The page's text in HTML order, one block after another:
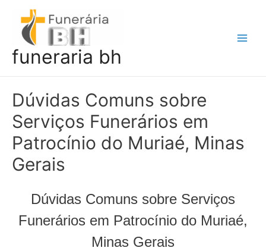
conteúdo
funeraria bh
Dúvidas Comuns sobre
Serviços Funerários em
Patrocínio do Muriaé, Minas
Gerais
Dúvidas Comuns sobre Serviços
Funerários em Patrocínio do Muriaé,
Minas Gerais